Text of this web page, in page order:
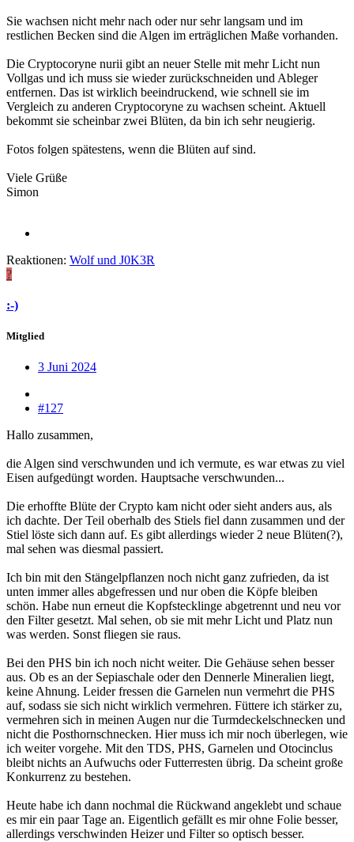
Sie wachsen nicht mehr nach oder nur sehr langsam und im
restlichen Becken sind die Algen im erträglichen Maße vorhanden.
Die Cryptocoryne nurii gibt an neuer Stelle mit mehr Licht nun
Vollgas und ich muss sie wieder zurückschneiden und Ableger
entfernen. Das ist wirklich beeindruckend, wie schnell sie im
Vergleich zu anderen Cryptocoryne zu wachsen scheint. Aktuell
bekommt sie scheinbar zwei Blüten, da bin ich sehr neugierig.
Fotos folgen spätestens, wenn die Blüten auf sind.
Viele Grüße
Simon
Reaktionen: Wolfund J0K3R
?
:-)
Mitglied
3 Juni 2024
#127
Hallo zusammen,
die Algen sind verschwunden und ich vermute, es war etwas zu viel
Eisen aufgedüngt worden. Hauptsache verschwunden...
Die erhoffte Blüte der Crypto kam nicht oder sieht anders aus, als
ich dachte. Der Teil oberhalb des Stiels fiel dann zusammen und der
Stiel löste sich dann auf. Es gibt allerdings wieder 2 neue Blüten(?),
mal sehen was diesmal passiert.
Ich bin mit den Stängelpflanzen noch nicht ganz zufrieden, da ist
unten immer alles abgefressen und nur oben die Köpfe bleiben
schön. Habe nun erneut die Kopfstecklinge abgetrennt und neu vor
den Filter gesetzt. Mal sehen, ob sie mit mehr Licht und Platz nun
was werden. Sonst fliegen sie raus.
Bei den PHS bin ich noch nicht weiter. Die Gehäuse sehen besser
aus. Ob es an der Sepiaschale oder den Dennerle Mineralien liegt,
keine Ahnung. Leider fressen die Garnelen nun vermehrt die PHS
auf, sodass sie sich nicht wirklich vermehren. Füttere ich stärker zu,
vermehren sich in meinen Augen nur die Turmdeckelschnecken und
nicht die Posthornschnecken. Hier muss ich mir noch überlegen, wie
ich weiter vorgehe. Mit den TDS, PHS, Garnelen und Otocinclus
bleibt nichts an Aufwuchs oder Futterresten übrig. Da scheint große
Konkurrenz zu bestehen.
Heute habe ich dann nochmal die Rückwand angeklebt und schaue
es mir ein paar Tage an. Eigentlich gefällt es mir ohne Folie besser,
allerdings verschwinden Heizer und Filter so optisch besser.